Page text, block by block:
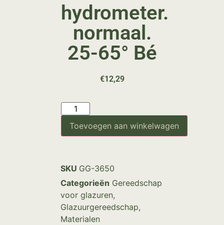
hydrometer.
normaal.
25-65° Bé
€12,29
Toevoegen aan winkelwagen
SKU GG-3650
Categorieën Gereedschap
voor glazuren,
Glazuurgereedschap,
Materialen